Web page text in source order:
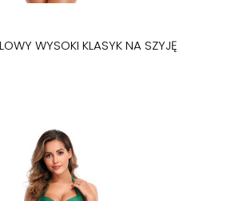
WYSOKI KLASYK NA SZYJĘ